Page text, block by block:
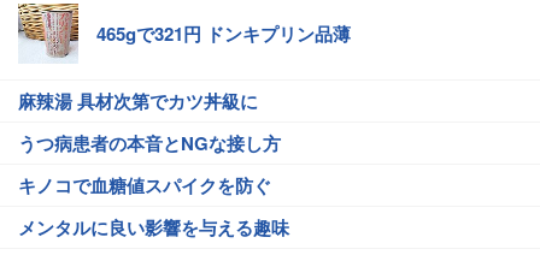
465gで321円 ドンキプリン品薄
麻辣湯 具材次第でカツ丼級に
うつ病患者の本音とNGな接し方
キノコで血糖値スパイクを防ぐ
メンタルに良い影響を与える趣味